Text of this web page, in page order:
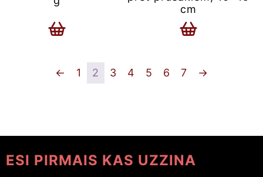
cm
← 1 2 3 4 5 6 7 →
ESI PIRMAIS KAS UZZINA